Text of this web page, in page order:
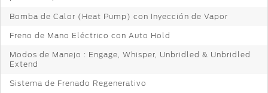
Bomba de Calor (Heat Pump) con Inyección de Vapor
Freno de Mano Eléctrico con Auto Hold
Modos de Manejo : Engage, Whisper, Unbridled & Unbridled
Extend
Sistema de Frenado Regenerativo